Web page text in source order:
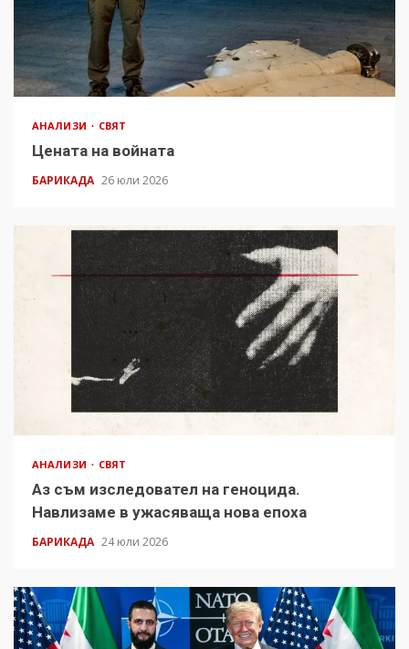
АНАЛИЗИ СВЯТ
Цената на войната
БАРИКАДА 26 юли 2026
АНАЛИЗИ СВЯТ
Аз съм изследовател на геноцида.
Навлизаме в ужасяваща нова епоха
БАРИКАДА 24 юли 2026